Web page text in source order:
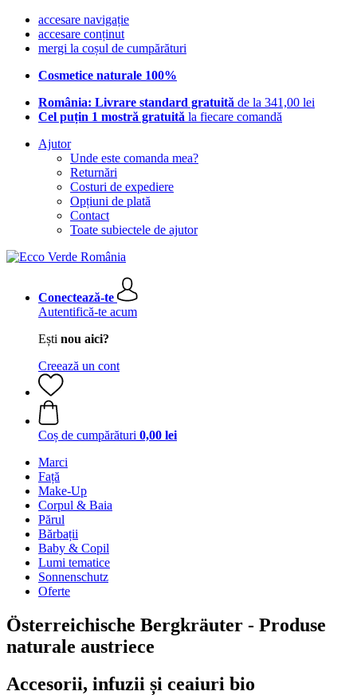
accesare navigație
accesare conținut
mergi la coșul de cumpărături
Cosmetice naturale 100%
România: Livrare standard gratuită de la 341,00 lei
Cel puțin 1 mostră gratuită la fiecare comandă
Ajutor
Unde este comanda mea?
Returnări
Costuri de expediere
Opțiuni de plată
Contact
Toate subiectele de ajutor
Conectează-te
Autentifică-te acum
Ești nou aici?
Creează un cont
Coș de cumpărături 0,00 lei
Marci
Față
Make-Up
Corpul & Baia
Părul
Bărbații
Baby & Copil
Lumi tematice
Sonnenschutz
Oferte
Österreichische Bergkräuter - Produse
naturale austriece
Accesorii, infuzii și ceaiuri bio